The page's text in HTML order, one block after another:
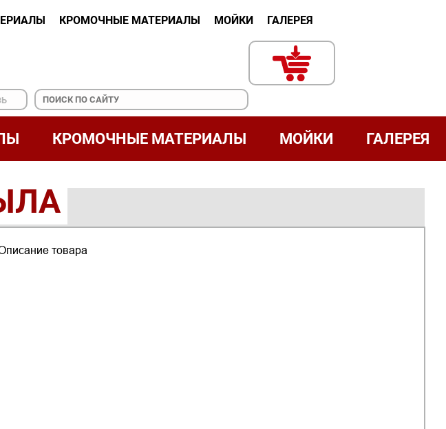
КРОМОЧНЫЕ МАТЕРИАЛЫ МОЙКИ ГАЛЕРЕЯ
КРОМОЧНЫЕ МАТЕРИАЛЫ МОЙКИ ГАЛЕРЕЯ
товара